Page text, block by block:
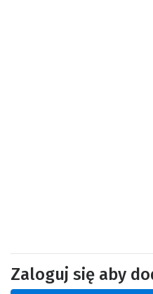
Zaloguj się aby